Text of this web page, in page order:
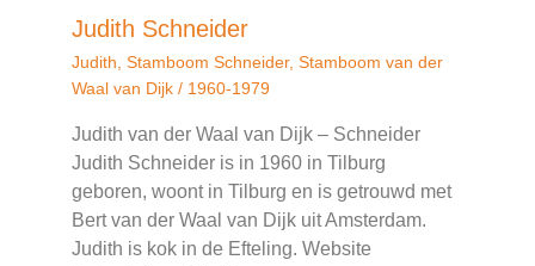
Judith Schneider
Judith, Stamboom Schneider, Stamboom van der
Waal van Dijk / 1960-1979
Judith van der Waal van Dijk – Schneider
Judith Schneider is in 1960 in Tilburg
geboren, woont in Tilburg en is getrouwd met
Bert van der Waal van Dijk uit Amsterdam.
Judith is kok in de Efteling. Website